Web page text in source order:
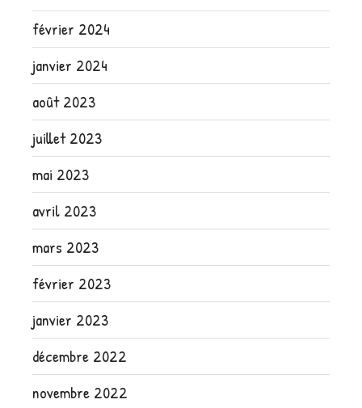
février 2024
janvier 2024
août 2023
juillet 2023
mai 2023
avril 2023
mars 2023
février 2023
janvier 2023
décembre 2022
novembre 2022